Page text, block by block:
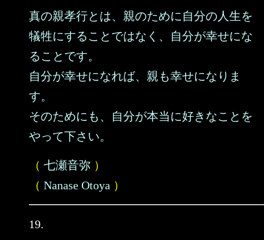
真の親孝行とは、親のために自分の人生を
犠牲にすることではなく、自分が幸せにな
ることです。
自分が幸せになれば、親も幸せになりま
す。
そのためにも、自分が本当に好きなことを
やって下さい。
（ 七瀬音弥 ）
（ Nanase Otoya ）
19.